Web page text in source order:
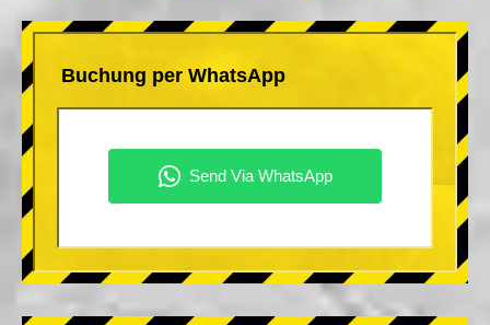
Buchung per WhatsApp